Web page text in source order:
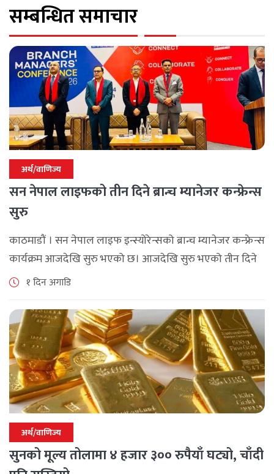
सम्बन्धित समाचार
अर्थ/वाणिज्य
सन नेपाल लाइफको तीन दिने ब्रान्च म्यानेजर कन्फ्रेन्स
सुरु
काठमाडौं । सन नेपाल लाइफ इन्स्योरेन्सको ब्रान्च म्यानेजर कन्फ्रेन्स
कार्यक्रम आजदेखि सुरु भएको छ। आजदेखि सुरु भएको तीन दिने
ब्रान्च म्यानेजर कन्फ्रेन्स विभिन्न कार्यक्रमहरुका साथ भब्य साथ
१ दिन अगाडि
अर्थ/वाणिज्य
सुनको मूल्य तोलामा ४ हजार ३०० रुपैयाँ घट्यो, चाँदी